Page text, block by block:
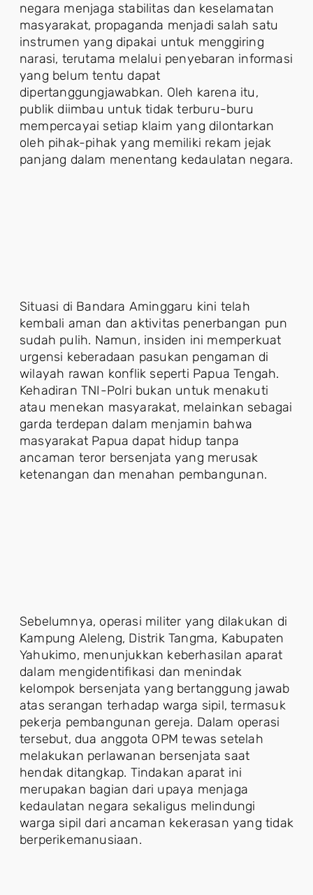
negara menjaga stabilitas dan keselamatan
masyarakat, propaganda menjadi salah satu
instrumen yang dipakai untuk menggiring
narasi, terutama melalui penyebaran informasi
yang belum tentu dapat
dipertanggungjawabkan. Oleh karena itu,
publik diimbau untuk tidak terburu-buru
mempercayai setiap klaim yang dilontarkan
oleh pihak-pihak yang memiliki rekam jejak
panjang dalam menentang kedaulatan negara.
Situasi di Bandara Aminggaru kini telah
kembali aman dan aktivitas penerbangan pun
sudah pulih. Namun, insiden ini memperkuat
urgensi keberadaan pasukan pengaman di
wilayah rawan konflik seperti Papua Tengah.
Kehadiran TNI-Polri bukan untuk menakuti
atau menekan masyarakat, melainkan sebagai
garda terdepan dalam menjamin bahwa
masyarakat Papua dapat hidup tanpa
ancaman teror bersenjata yang merusak
ketenangan dan menahan pembangunan.
Sebelumnya, operasi militer yang dilakukan di
Kampung Aleleng, Distrik Tangma, Kabupaten
Yahukimo, menunjukkan keberhasilan aparat
dalam mengidentifikasi dan menindak
kelompok bersenjata yang bertanggung jawab
atas serangan terhadap warga sipil, termasuk
pekerja pembangunan gereja. Dalam operasi
tersebut, dua anggota OPM tewas setelah
melakukan perlawanan bersenjata saat
hendak ditangkap. Tindakan aparat ini
merupakan bagian dari upaya menjaga
kedaulatan negara sekaligus melindungi
warga sipil dari ancaman kekerasan yang tidak
berperikemanusiaan.